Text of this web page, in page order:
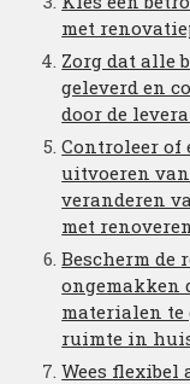
met
Zorg dat alle
geleverd en
door de
Controleer
uitvoeren
veranderen
met
Bescherm de
ongemakken
materialen te
ruimte in
Wees flexibel